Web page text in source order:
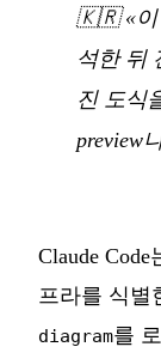
🇰🇷«
석한 뒤
진 도식
preview
Claude
프라를 식별
diagram를